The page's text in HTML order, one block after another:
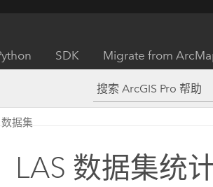
将位置引入分析
集成、编辑和共享空间数据
和地方政府
电信
交通运输
基础设施管理
者了解基础设施工程与周围
探索基础设施管理
文档
My Esri
现实世界的全球 GIS 创新
客
所有故事
合作伙伴
招贤纳士
联系我们
SDK Migrate from
据集
LAS 数据集统